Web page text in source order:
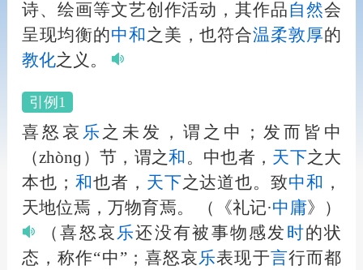
诗、绘画等文艺创作活动，其作品自然会
呈现均衡的中和 之美，也符合温柔敦厚的
教化之义。
引例1
喜怒哀 乐 之未发，谓之中；发而皆中
（zhònɡ）节，谓之和 。中也者， 天下之大
本也； 和也者， 天下之达道也。致中和 ，
天地位焉，万物育焉。
（《礼记·中庸》）
（喜怒哀 乐还没有被事物感发 时的状
态，称作“中”；喜怒哀乐表现于言行而都